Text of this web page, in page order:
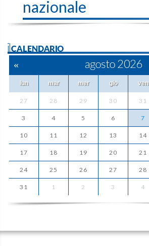
nazionale
ilCALENDARIO
« agosto 2026
lun mar mer gio ven
27 28 29 30 31
3 4 5 6 7
10 11 12 13 14
17 18 19 20 21
24 25 26 27 28
31 1 2 3 4